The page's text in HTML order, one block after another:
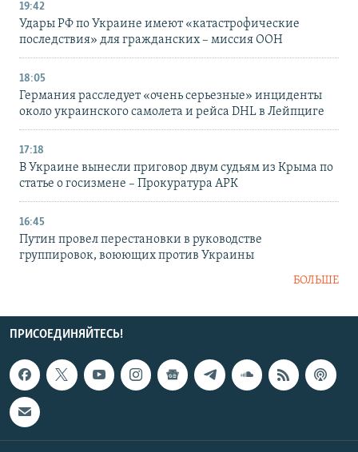
19:42
Удары РФ по Украине имеют «катастрофические
последствия» для гражданских – миссия ООН
18:05
Германия расследует «очень серьезные» инциденты
около украинского самолета и рейса DHL в Лейпциге
17:18
В Украине вынесли приговор двум судьям из Крыма по
статье о госизмене – Прокуратура АРК
16:45
Путин провел перестановки в руководстве
группировок, воюющих против Украины
БОЛЬШЕ
ПРИСОЕДИНЯЙТЕСЬ!